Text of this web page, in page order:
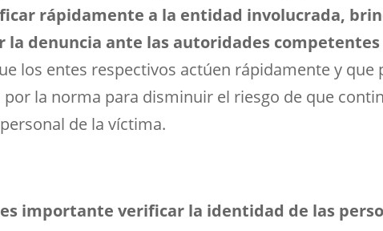
rápidamente a la entidad involucrada,
la denuncia ante las autoridades
los entes respectivos actúen rápidamente y
por la norma para disminuir el riesgo de que
de la víctima.
importante verificar la identidad de las